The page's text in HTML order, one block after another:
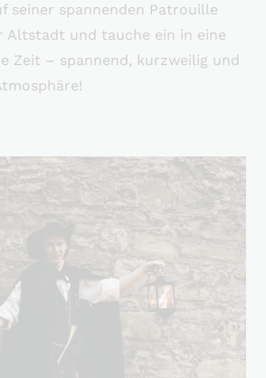
seiner spannenden Patrouille
Altstadt und tauche ein in eine
Zeit – spannend, kurzweilig und